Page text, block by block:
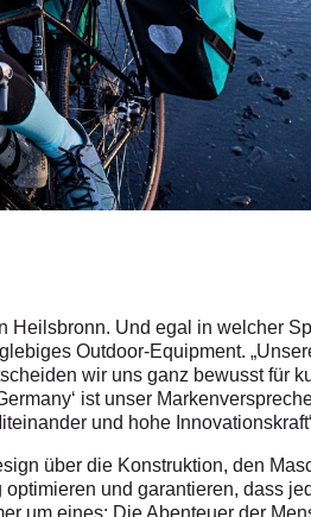
Und egal in welcher
Outdoor-Equipment.
wir uns ganz bewusst für
ist unser
und hohe
über die Konstruktion, den
und garantieren, dass
um eines: Die Abenteuer der